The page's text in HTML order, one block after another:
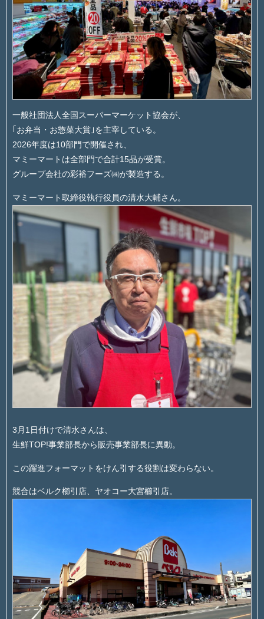
一般社団法人全国スーパーマーケット協会が、
｢お弁当・お惣菜大賞｣を主宰している。
2026年度は10部門で開催され、
マミーマートは全部門で合計15品が受賞。
グループ会社の彩裕フーズ㈱が製造する。
マミーマート取締役執行役員の清水大輔さん。
3月1日付けで清水さんは、
生鮮TOP!事業部長から販売事業部長に異動。
この躍進フォーマットをけん引する役割は変わらない。
競合はベルク櫛引店、ヤオコー大宮櫛引店。